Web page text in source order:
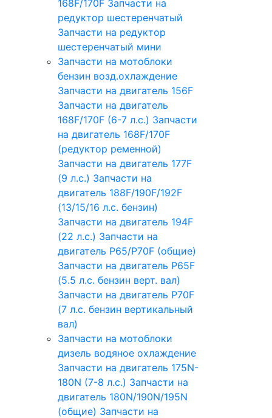
168F/170F Запчасти на
редуктор шестеренчатый
Запчасти на редуктор
шестеренчатый мини
Запчасти на мотоблоки
бензин возд.охлаждение
Запчасти на двигатель 156F
Запчасти на двигатель
168F/170F (6-7 л.с.) Запчасти
на двигатель 168F/170F
(редуктор ременной)
Запчасти на двигатель 177F
(9 л.с.) Запчасти на
двигатель 188F/190F/192F
(13/15/16 л.с. бензин)
Запчасти на двигатель 194F
(22 л.с.) Запчасти на
двигатель P65/P70F (общие)
Запчасти на двигатель P65F
(5.5 л.с. бензин верт. вал)
Запчасти на двигатель P70F
(7 л.с. бензин вертикальный
вал)
Запчасти на мотоблоки
дизель водяное охлаждение
Запчасти на двигатель 175N-
180N (7-8 л.с.) Запчасти на
двигатель 180N/190N/195N
(общие) Запчасти на